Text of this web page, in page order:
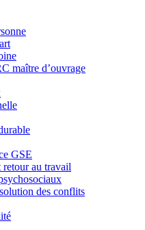
maître d’ouvrage
GSE
retour au travail
des conflits